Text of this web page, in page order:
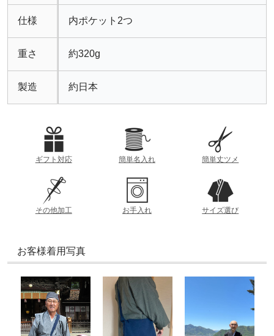
仕様 内ポケット2つ
重さ 約320g
製造 約日本
ギフト対応 簡単名入れ 簡単丈ツメ
その他加工 お手入れ サイズ選び
お客様着用写真